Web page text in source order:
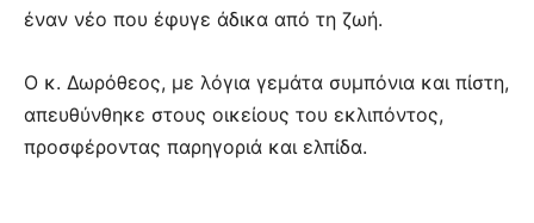
έναν νέο που έφυγε άδικα από τη ζωή.
Ο κ. Δωρόθεος, με λόγια γεμάτα συμπόνια και πίστη,
απευθύνθηκε στους οικείους του εκλιπόντος,
προσφέροντας παρηγοριά και ελπίδα.